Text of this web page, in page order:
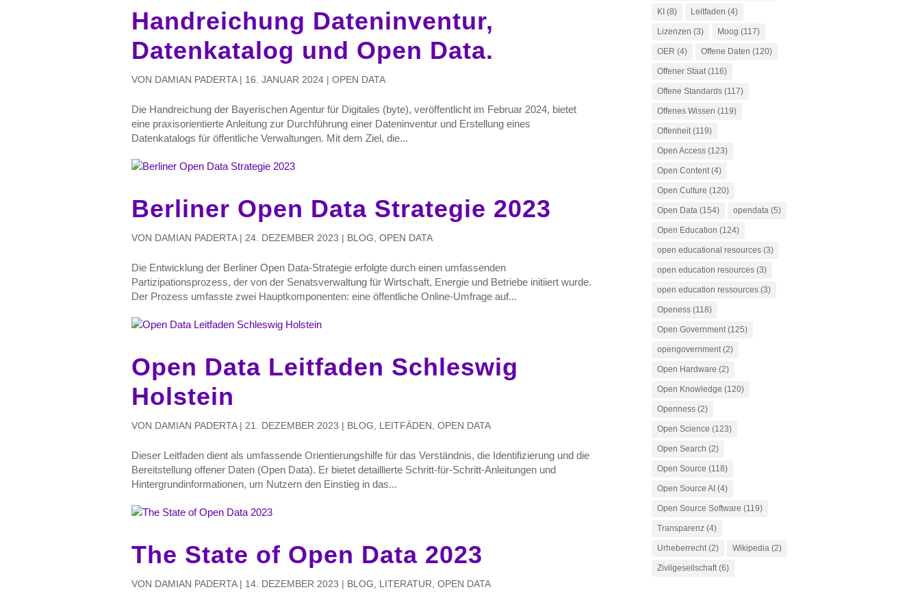
Handreichung Dateninventur,
Datenkatalog und Open Data.
VON DAMIAN PADERTA| 16. JANUAR 2024 | OPEN DATA
Die Handreichung der Bayerischen Agentur für Digitales (byte), veröffentlicht im Februar 2024, bietet
eine praxisorientierte Anleitung zur Durchführung einer Dateninventur und Erstellung eines
Datenkatalogs für öffentliche Verwaltungen. Mit dem Ziel, die...
Berliner Open Data Strategie 2023
VON DAMIAN PADERTA| 24. DEZEMBER 2023 | BLOG OPEN DATA
Die Entwicklung der Berliner Open Data-Strategie erfolgte durch einen umfassenden
Partizipationsprozess, der von der Senatsverwaltung für Wirtschaft, Energie und Betriebe initiiert wurde.
Der Prozess umfasste zwei Hauptkomponenten: eine öffentliche Online-Umfrage auf...
Open Data Leitfaden Schleswig
Holstein
VON DAMIAN PADERTA| 21. DEZEMBER 2023 | BLOG LEITFÄDEN OPEN DATA
Dieser Leitfaden dient als umfassende Orientierungshilfe für das Verständnis, die Identifizierung und die
Bereitstellung offener Daten (Open Data). Er bietet detaillierte Schritt-für-Schritt-Anleitungen und
Hintergrundinformationen, um Nutzern den Einstieg in das...
The State of Open Data 2023
VON DAMIAN PADERTA| 14. DEZEMBER 2023 | BLOG LITERATUR OPEN DATA
KI (8) Leitfaden (4)
Lizenzen (3) Moog (117)
OER (4) Offene Daten (120)
Offener Staat(116)
Offene Standards(117)
Offenes Wissen (119)
Offenheit(119)
Open Access(123)
Open Content(4)
Open Culture (120)
Open Data(154) opendata(5)
Open Education (124)
open educational resources(3)
open education resources(3)
open education ressources(3)
Openess(118)
Open Government(125)
opengovernment(2)
Open Hardware (2)
Open Knowledge (120)
Openness(2)
Open Science (123)
Open Search (2)
Open Source (118)
Open Source AI (4)
Open Source Software (119)
Transparenz(4)
Urheberrecht(2) Wikipedia(2)
Zivilgesellschaft(6)